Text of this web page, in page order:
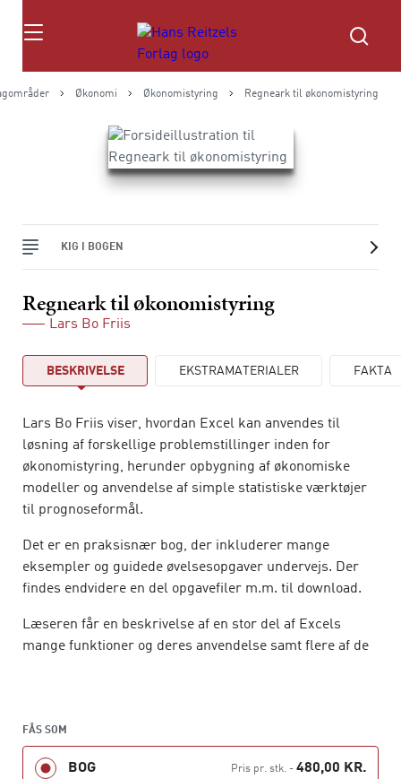
Søg
Økonomi Økonomistyring Regneark til økonomistyring
KIG I BOGEN
Regneark til økonomistyring
Lars Bo Friis
BESKRIVELSE EKSTRAMATERIALER FAKTA
Lars Bo Friis viser, hvordan Excel kan anvendes til
løsning af forskellige problemstillinger inden for
økonomistyring, herunder opbygning af økonomiske
modeller og anvendelse af simple statistiske værktøjer
til prognoseformål.
Det er en praksisnær bog, der inkluderer mange
eksempler og guidede øvelsesopgaver undervejs. Der
findes endvidere en del opgavefiler m.m. til download.
Læseren får en beskrivelse af en stor del af Excels
mange funktioner og deres anvendelse samt flere af de
økonomiske statistik.
Læseren lærer at anvende Excel til at analysere,
FÅS SOM
BOG Pris pr. stk.- 480,00 KR.